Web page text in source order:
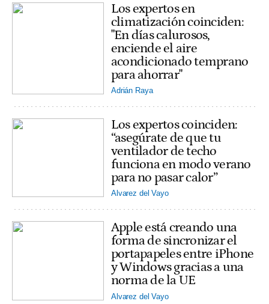
Los expertos en
climatización coinciden:
"En días calurosos,
enciende el aire
acondicionado temprano
para ahorrar"
Adrián Raya
Los expertos coinciden:
“asegúrate de que tu
ventilador de techo
funciona en modo verano
para no pasar calor”
Alvarez del Vayo
Apple está creando una
forma de sincronizar el
portapapeles entre iPhone
y Windows gracias a una
norma de la UE
Alvarez del Vayo